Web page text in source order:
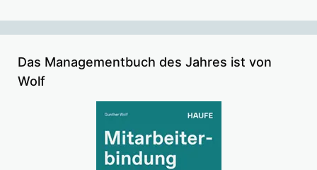
Das Managementbuch des Jahres ist von
Wolf